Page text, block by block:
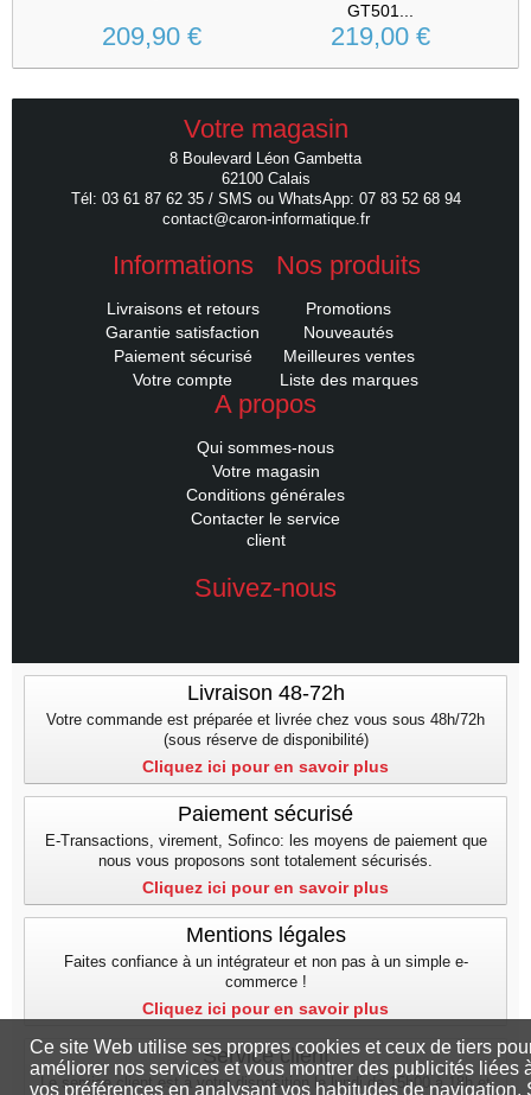
209,90 €
GT501...
219,00 €
Votre magasin
8 Boulevard Léon Gambetta
62100 Calais
Tél: 03 61 87 62 35 / SMS ou WhatsApp: 07 83 52 68 94
contact@caron-informatique.fr
Informations
Livraisons et retours
Garantie satisfaction
Paiement sécurisé
Votre compte
Nos produits
Promotions
Nouveautés
Meilleures ventes
Liste des marques
A propos
Qui sommes-nous
Votre magasin
Conditions générales
Contacter le service
client
Suivez-nous
Livraison 48-72h
Votre commande est préparée et livrée chez vous sous 48h/72h
(sous réserve de disponibilité)
Cliquez ici pour en savoir plus
Paiement sécurisé
E-Transactions, virement, Sofinco: les moyens de paiement que
nous vous proposons sont totalement sécurisés.
Cliquez ici pour en savoir plus
Mentions légales
Faites confiance à un intégrateur et non pas à un simple e-
commerce !
Cliquez ici pour en savoir plus
Service client
Le service client est à votre disposition le lundi de 15h00 à 18h et
Ce site Web utilise ses propres cookies et ceux de tiers
améliorer nos services et vous montrer des publicités liées
vos préférences en analysant vos habitudes de navigation.